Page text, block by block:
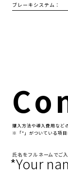
ブレーキシステム：
購⼊⽅法や導⼊費⽤など
※「*」がついている項⽬
氏名をフルネームでご入
*Your